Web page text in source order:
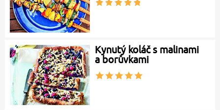
Kynutý koláč s malinami
a borůvkami